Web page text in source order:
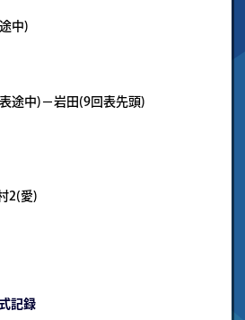
中)
途中)－岩田(9回表先頭)
2(愛)
記録